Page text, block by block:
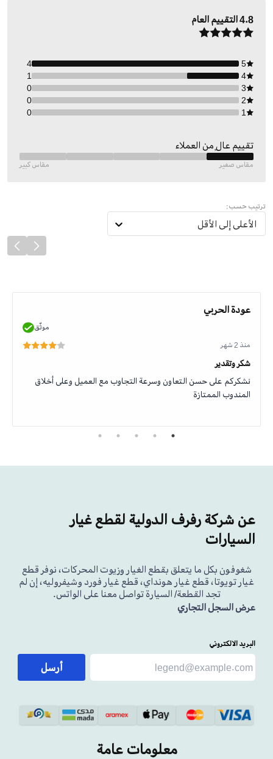
4.8التقييم العام
5
4
4
1
3
0
2
0
1
0
تقييم عالٍ من العملاء
مقاس صغير مقاس كبير
ترتيب حسب:
الأعلى إلى الأقل
عودة الحربي
موثّق
منذ 2 شهر
شكر وتقدير
نشكركم على حسن التعاون وسرعة التجاوب مع العميل وعلى أخلاق
المندوب الممتازة
عن شركة رفرف الدولية لقطع غيار
السيارات
شغوفون بكل ما يتعلق بقطع الغيار وزيوت المحركات، نوفر قطع
غيار تويوتا، قطع غيار هونداي، قطع غيار فورد وشيفروليه، إن لم
تجد القطعة/ السيارة تواصل معنا على الواتس.
عرض السجل التجاري
البريد الالكتروني
أرسل
معلومات عامة